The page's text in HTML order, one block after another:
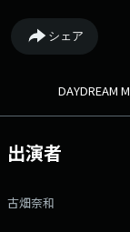
「MUSIC
ナー。リスナー参加
す！ パーソナリテ
チタイムにシェア
シェア
DAYDREAM
出演者
古畑奈和